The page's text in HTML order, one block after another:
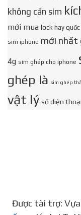
không cần sim
mới mua lock hay
sim iphone mới nhất
4g sim ghép cho iphone
ghép là sim ghép
vật lý số điện thoại
Được tài trợ: Vựa